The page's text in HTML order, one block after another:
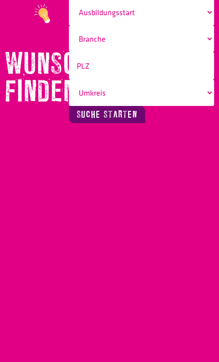
WUNSCHBERUF
FINDEN!
SUCHE STARTEN